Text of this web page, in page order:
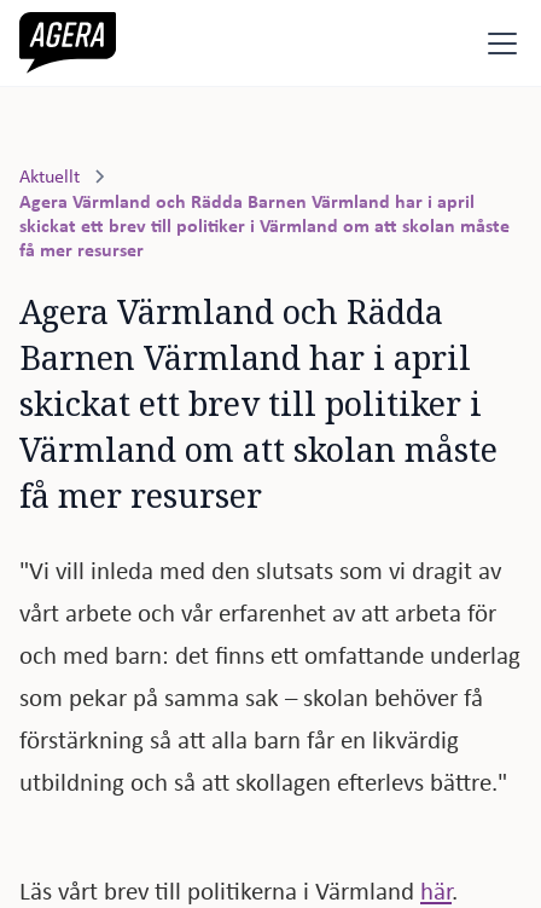
Aktuellt
Agera Värmland och Rädda Barnen Värmland har i april
skickat ett brev till politiker i Värmland om att skolan måste
få mer resurser
Agera Värmland och Rädda
Barnen Värmland har i april
skickat ett brev till politiker i
Värmland om att skolan måste
få mer resurser
"Vi vill inleda med den slutsats som vi dragit av
vårt arbete och vår erfarenhet av att arbeta för
och med barn: det finns ett omfattande underlag
som pekar på samma sak – skolan behöver få
förstärkning så att alla barn får en likvärdig
utbildning och så att skollagen efterlevs bättre."
Läs vårt brev till politikerna i Värmland här.